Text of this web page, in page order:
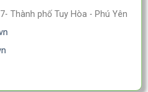
Thành phố Tuy Hòa - Phú Yên